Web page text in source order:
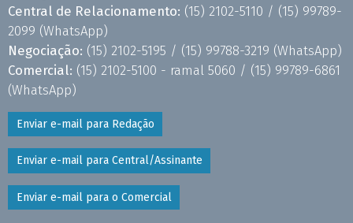
Central de Relacionamento: (15) 2102-5110 / (15) 99789-
2099 (WhatsApp)
Negociação: (15) 2102-5195 / (15) 99788-3219 (WhatsApp)
Comercial: (15) 2102-5100 - ramal 5060 / (15) 99789-6861
(WhatsApp)
Enviar e-mail para Redação
Enviar e-mail para Central/Assinante
Enviar e-mail para o Comercial